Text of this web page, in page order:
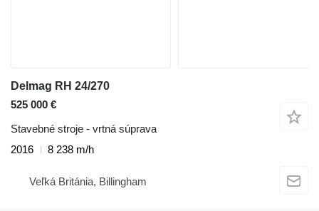
Delmag RH 24/270
525 000 €
Stavebné stroje - vrtná súprava
2016
8 238 m/h
Veľká Británia, Billingham